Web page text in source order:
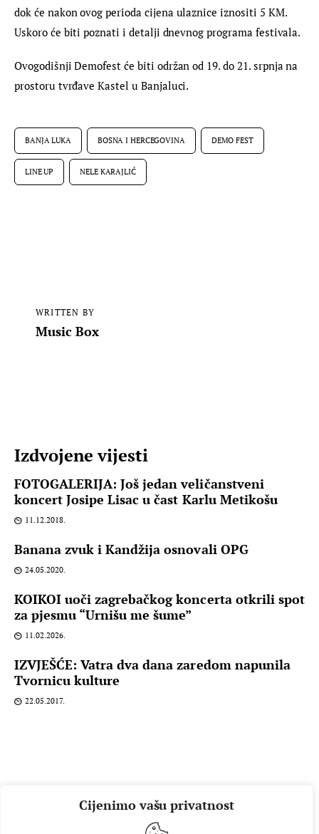
Cijenimo vašu privatnost
dok će nakon ovog perioda cijena ulaznice iznositi 5 KM.
Uskoro će biti poznati i detalji dnevnog programa festivala.
Ovogodišnji Demofest će biti održan od 19. do 21. srpnja na
prostoru tvrđave Kastel u Banjaluci.
BANJA LUKA BOSNA I HERCEGOVINA DEMO FEST
LINE UP NELE KARAJLIĆ
WRITTEN BY
Music Box
Izdvojene vijesti
FOTOGALERIJA: Još jedan veličanstveni
koncert Josipe Lisac u čast Karlu Metikošu
11.12.2018.
Banana zvuk i Kandžija osnovali OPG
24.05.2020.
KOIKOI uoči zagrebačkog koncerta otkrili spot
za pjesmu “Urnišu me šume”
11.02.2026.
IZVJEŠĆE: Vatra dva dana zaredom napunila
Tvornicu kulture
22.05.2017.